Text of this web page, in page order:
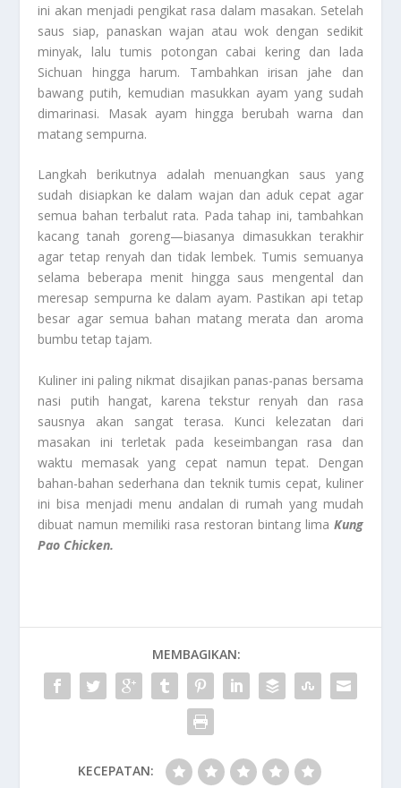
ini akan menjadi pengikat rasa dalam masakan. Setelah
saus siap, panaskan wajan atau wok dengan sedikit
minyak, lalu tumis potongan cabai kering dan lada
Sichuan hingga harum. Tambahkan irisan jahe dan
bawang putih, kemudian masukkan ayam yang sudah
dimarinasi. Masak ayam hingga berubah warna dan
matang sempurna.
Langkah berikutnya adalah menuangkan saus yang
sudah disiapkan ke dalam wajan dan aduk cepat agar
semua bahan terbalut rata. Pada tahap ini, tambahkan
kacang tanah goreng—biasanya dimasukkan terakhir
agar tetap renyah dan tidak lembek. Tumis semuanya
selama beberapa menit hingga saus mengental dan
meresap sempurna ke dalam ayam. Pastikan api tetap
besar agar semua bahan matang merata dan aroma
bumbu tetap tajam.
Kuliner ini paling nikmat disajikan panas-panas bersama
nasi putih hangat, karena tekstur renyah dan rasa
sausnya akan sangat terasa. Kunci kelezatan dari
masakan ini terletak pada keseimbangan rasa dan
waktu memasak yang cepat namun tepat. Dengan
bahan-bahan sederhana dan teknik tumis cepat, kuliner
ini bisa menjadi menu andalan di rumah yang mudah
dibuat namun memiliki rasa restoran bintang lima Kung
Pao Chicken.
MEMBAGIKAN:
KECEPATAN: